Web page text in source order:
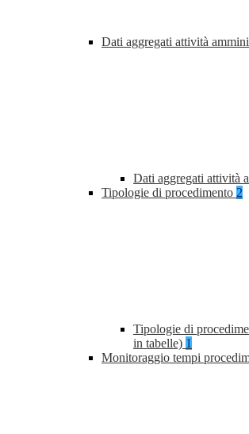
Dati aggregati attività
Dati aggregati attività
Tipologie di procedimento 2
Tipologie di
in tabelle) 1
Monitoraggio tempi